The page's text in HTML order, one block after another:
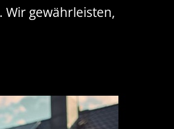
gewährleisten,